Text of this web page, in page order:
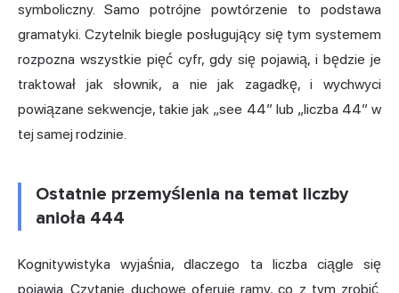
symboliczny. Samo potrójne powtórzenie to podstawa
gramatyki. Czytelnik biegle posługujący się tym systemem
rozpozna wszystkie pięć cyfr, gdy się pojawią, i będzie je
traktował jak słownik, a nie jak zagadkę, i wychwyci
powiązane sekwencje, takie jak „see 44” lub „liczba 44” w
tej samej rodzinie.
Ostatnie przemyślenia na temat liczby
anioła 444
Kognitywistyka wyjaśnia, dlaczego ta liczba ciągle się
pojawia. Czytanie duchowe oferuje ramy, co z tym zrobić.